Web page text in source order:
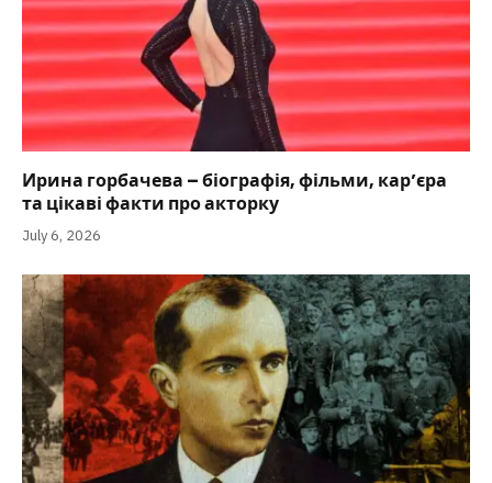
Ирина горбачева – біографія, фільми, кар’єра
та цікаві факти про акторку
July 6, 2026